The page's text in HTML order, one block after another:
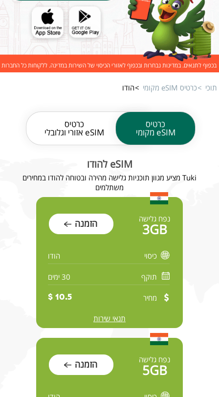
בכפוף לתנאים. במדינות נבחרות ובכפוף לאזורי הכיסוי של השירות במדינה. ללקוחות כל החברות
תוכי כרטיס eSIM מקומי הודו
כרטיס
eSIM מקומי
כרטיס
eSIM אזורי וגלובלי
eSIM להודו
Tuki מציע מגוון תוכניות גלישה מהירה ובטוחה להודו במחירים
משתלמים
נפח גלישה
3GB הזמנה
כיסוי הודו
תוקף 30 ימים
מחיר 10.5 $
תנאי שירות
נפח גלישה
5GB הזמנה